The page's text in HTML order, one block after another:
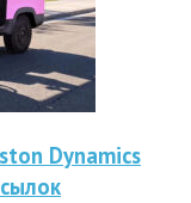
Dynamics